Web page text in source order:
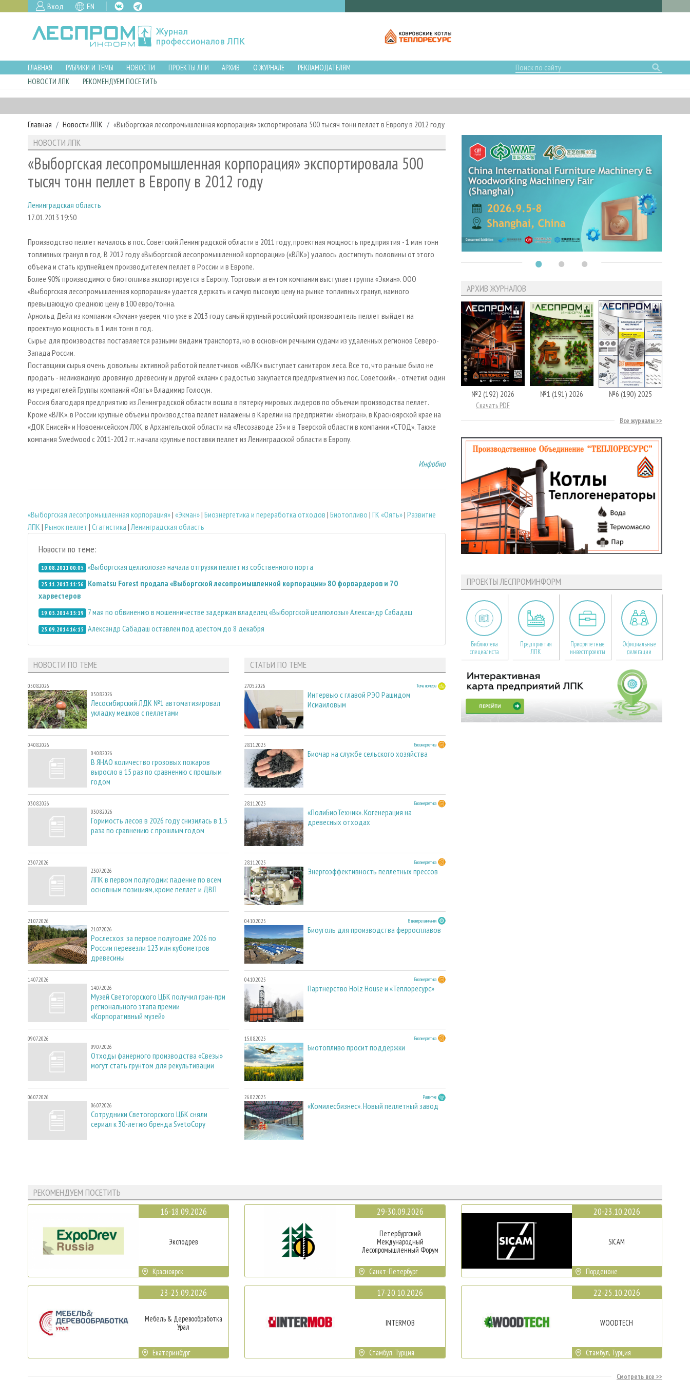
Вход EN
ГЛАВНАЯ РУБРИКИ И ТЕМЫ НОВОСТИ ПРОЕКТЫ ЛПИ АРХИВ О ЖУРНАЛЕ
РЕКЛАМОДАТЕЛЯМ
НОВОСТИ ЛПК
РЕКОМЕНДУЕМ ПОСЕТИТЬ
Главная Новости ЛПК «Выборгская лесопромышленная корпорация» экспортировала 500 тысяч тонн пеллет в Европу в 2012 году
НОВОСТИ ЛПК
«Выборгская лесопромышленная корпорация» экспортировала 500
тысяч тонн пеллет в Европу в 2012 году
Ленинградская область
17.01.2013 19:50
Производство пеллет началось в пос. Советский Ленинградской области в 2011 году, проектная мощность предприятия - 1 млн тонн
топливных гранул в год. В 2012 году «Выборгской лесопромышленной корпорации» («ВЛК») удалось достигнуть половины от этого
объема и стать крупнейшем производителем пеллет в России и в Европе.
Более 90% производимого биотоплива экспортируется в Европу. Торговым агентом компании выступает группа «Экман». ООО
«Выборгская лесопромышленная корпорация» удается держать и самую высокую цену на рынке топливных гранул, намного
превышающую среднюю цену в 100 евро/тонна.
Арнольд Дейл из компании «Экман» уверен, что уже в 2013 году самый крупный российский производитель пеллет выйдет на
проектную мощность в 1 млн тонн в год.
Сырье для производства поставляется разными видами транспорта, но в основном речными судами из удаленных регионов Северо-
Запада России.
Поставщики сырья очень довольны активной работой пеллетчиков. ««ВЛК» выступает санитаром леса. Все то, что раньше было не
продать - неликвидную дровяную древесину и другой «хлам» с радостью закупается предприятием из пос. Советский», - отметил один
из учредителей Группы компаний «Оять» Владимир Голосун.
Россия благодаря предприятию из Ленинградской области вошла в пятерку мировых лидеров по объемам производства пеллет.
Кроме «ВЛК», в России крупные объемы производства пеллет налажены в Карелии на предприятии «Биогран», в Красноярской крае на
«ДОК Енисей» и Новоенисейском ЛХК, в Архангельской области на «Лесозаводе 25» и в Тверской области в компании «СТОД». Также
компания Swedwood c 2011-2012 гг. начала крупные поставки пеллет из Ленинградской области в Европу.
Инфобио
«Выборгская лесопромышленная корпорация»| «Экман»| Биoэнергетика и переработка отходов | Биотопливо | ГК «Оять»| Развитие
ЛПК | Рынок пеллет | Статистика | Ленинградская область
Новости по теме:
10.08.2011 00:05 «Выборгская целлюлоза» начала отгрузки пеллет из собственного порта
25.11.2013 11:56
Komatsu Forest продала «Выборгской лесопромышленной корпорации» 80 форвардеров и 70
харвестеров
19.05.2014 15:19 7 мая по обвинению в мошенничестве задержан владелец «Выборгской целлюлозы» Александр Сабадаш
25.09.2014 16:15 Александр Сабадаш оставлен под арестом до 8 декабря
НОВОСТИ ПО ТЕМЕ
05.08.2026
05.08.2026
Лесосибирский ЛДК №1 автоматизировал
укладку мешков с пеллетами
04.08.2026
04.08.2026
В ЯНАО количество грозовых пожаров
выросло в 15 раз по сравнению с прошлым
годом
03.08.2026
03.08.2026
Горимость лесов в 2026 году снизилась в 1,5
раза по сравнению с прошлым годом
23.07.2026
23.07.2026
ЛПК в первом полугодии: падение по всем
основным позициям, кроме пеллет и ДВП
21.07.2026
21.07.2026
Рослесхоз: за первое полугодие 2026 по
России перевезли 123 млн кубометров
древесины
14.07.2026
14.07.2026
Музей Светогорского ЦБК получил гран-при
регионального этапа премии
«Корпоративный музей»
09.07.2026
09.07.2026
Отходы фанерного производства «Свезы»
могут стать грунтом для рекультивации
06.07.2026
06.07.2026
Сотрудники Светогорского ЦБК сняли
сериал к 30-летию бренда SvetoCopy
СТАТЬИ ПО ТЕМЕ
27.05.2026 Тема номера
Интервью с главой РЭО Рашидом
Исмаиловым
28.11.2025 Биоэнергетика
Биочар на службе сельского хозяйства
28.11.2025 Биоэнергетика
«ПолиБиоТехник». Когенерация на
древесных отходах
28.11.2025 Биоэнергетика
Энергоэффективность пеллетных прессов
04.10.2025 В центре внимания
Биоуголь для производства ферросплавов
04.10.2025 Биоэнергетика
Партнерство Holz House и «Теплоресурс»
15.08.2025 Биоэнергетика
Биотопливо просит поддержки
26.02.2025 Развитие
«Комилесбизнес». Новый пеллетный завод
АРХИВ ЖУРНАЛОВ
№2 (192) 2026
Скачать PDF
№1 (191) 2026 №6 (190) 2025
Все журналы
ПРОЕКТЫ ЛЕСПРОМИНФОРМ
Библиотека
специалиста
Предприятия
ЛПК
Приоритетные
инвестпроекты
Официальные
делегации
РЕКОМЕНДУЕМ ПОСЕТИТЬ
16-18.09.2026
Эксподрев
Красноярск
23-25.09.2026
Мебель & Деревообработка
Урал
Екатеринбург
29-30.09.2026
Петербургский
Международный
Лесопромышленный Форум
Санкт-Петербург
17-20.10.2026
INTERMOB
Стамбул, Турция
20-23.10.2026
SICAM
Порденоне
22-25.10.2026
WOODTECH
Стамбул, Турция
Смотреть все